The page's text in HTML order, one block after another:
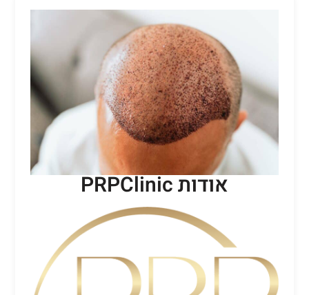
אודות PRPClinic